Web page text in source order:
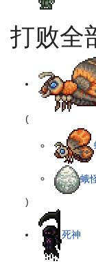
打败全
(
蛾
)
死神